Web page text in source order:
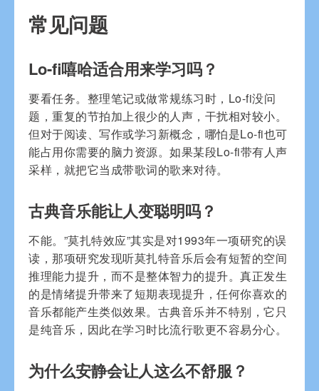
常见问题
Lo-fi嘻哈适合用来学习吗？
要看任务。整理笔记或做常规练习时，Lo-fi没问
题，重复的节拍加上很少的人声，干扰相对较小。
但对于阅读、写作或学习新概念，哪怕是Lo-fi也可
能占用你需要的脑力资源。如果某段Lo-fi带有人声
采样，就把它当成带歌词的歌来对待。
古典音乐能让人变聪明吗？
不能。”莫扎特效应”其实是对1993年一项研究的误
读，那项研究发现听莫扎特音乐后会有短暂的空间
推理能力提升，而不是整体智力的提升。真正发生
的是情绪提升带来了短期表现提升，任何你喜欢的
音乐都能产生类似效果。古典音乐并不特别，它只
是纯音乐，因此在学习时比流行歌更不容易分心。
为什么安静会让人这么不舒服？